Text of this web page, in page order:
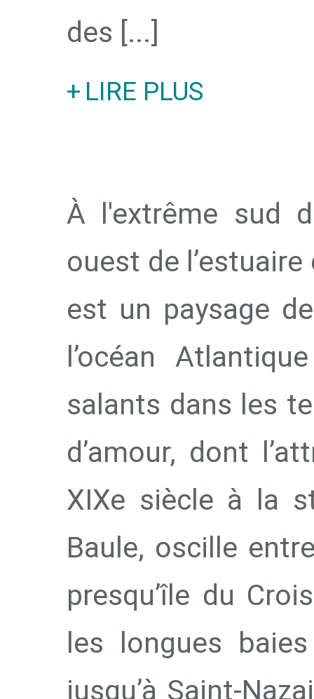
des [...]
LIRE PLUS
À l'extrême sud
ouest de
est un paysage
l’océan
salants dans les
d’amour, dont
XIXe siècle à la
Baule, oscille
presqu’île du
les longues
jusqu’à Saint-